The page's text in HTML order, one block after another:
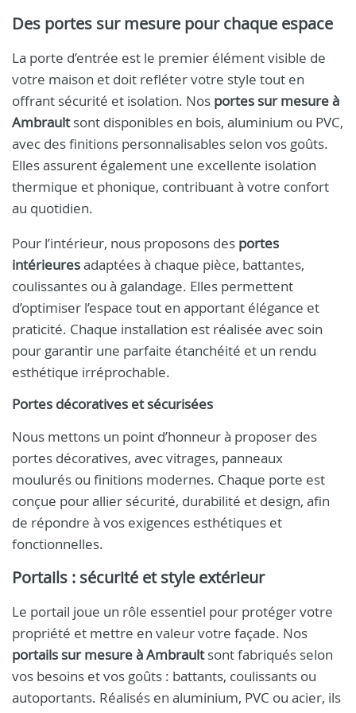
Des portes sur mesure pour chaque espace
La porte d’entrée est le premier élément visible de
votre maison et doit refléter votre style tout en
offrant sécurité et isolation. Nos portes sur mesure à
Ambraultsont disponibles en bois, aluminium ou PVC,
avec des finitions personnalisables selon vos goûts.
Elles assurent également une excellente isolation
thermique et phonique, contribuant à votre confort
au quotidien.
Pour l’intérieur, nous proposons des portes
intérieuresadaptées à chaque pièce, battantes,
coulissantes ou à galandage. Elles permettent
d’optimiser l’espace tout en apportant élégance et
praticité. Chaque installation est réalisée avec soin
pour garantir une parfaite étanchéité et un rendu
esthétique irréprochable.
Portes décoratives et sécurisées
Nous mettons un point d’honneur à proposer des
portes décoratives, avec vitrages, panneaux
moulurés ou finitions modernes. Chaque porte est
conçue pour allier sécurité, durabilité et design, afin
de répondre à vos exigences esthétiques et
fonctionnelles.
Portails : sécurité et style extérieur
Le portail joue un rôle essentiel pour protéger votre
propriété et mettre en valeur votre façade. Nos
portails sur mesure à Ambraultsont fabriqués selon
vos besoins et vos goûts : battants, coulissants ou
autoportants. Réalisés en aluminium, PVC ou acier, ils